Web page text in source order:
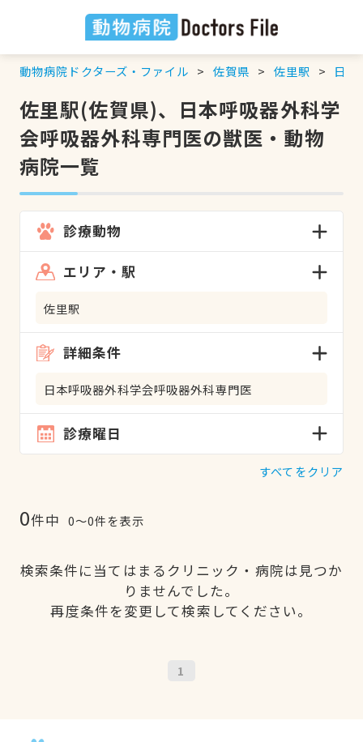
動物病院ドクターズ・ファイル 佐賀県 佐里駅 日本
佐里駅(佐賀県)、日本呼吸器外科学
会呼吸器外科専門医の獣医・動物
病院一覧
診療動物
エリア・駅
佐里駅
詳細条件
日本呼吸器外科学会呼吸器外科専門医
診療曜日
すべてをクリア
0件中 0〜0件を表示
検索条件に当てはまるクリニック・病院は見つか
りませんでした。
再度条件を変更して検索してください。
1